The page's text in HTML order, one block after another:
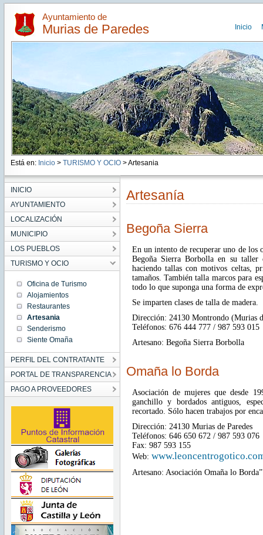
Ayuntamiento de
Murias de Paredes Inicio
Está en: Inicio > TURISMO Y OCIO> Artesania
INICIO
AYUNTAMIENTO
LOCALIZACIÓN
MUNICIPIO
LOS PUEBLOS
TURISMO Y OCIO
Oficina de Turismo
Alojamientos
Restaurantes
Artesania
Senderismo
Siente Omaña
PERFIL DEL CONTRATANTE
PORTAL DE TRANSPARENCIA
PAGO A PROVEEDORES
Artesanía
Begoña Sierra
En un intento de recuperar uno de los
Begoña Sierra Borbolla en su taller
haciendo tallas con motivos celtas,
tamaños. También talla marcos para
todo lo que suponga una forma de
Se imparten clases de talla de madera.
Dirección: 24130 Montrondo (Murias
Teléfonos: 676 444 777 / 987 593 015
Artesano: Begoña Sierra Borbolla
Omaña lo Borda
Asociación de mujeres que desde
ganchillo y bordados antiguos,
recortado. Sólo hacen trabajos por
Dirección: 24130 Murias de Paredes
Teléfonos: 646 650 672 / 987 593 076
Fax: 987 593 155
Web:
Artesano: Asociación Omaña lo Borda”